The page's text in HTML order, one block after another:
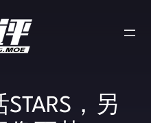
，另